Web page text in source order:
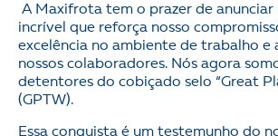
A Maxifrota tem o prazer de anunciar
incrível que reforça nosso
excelência no ambiente de trabalho e
nossos colaboradores. Nós agora
detentores do cobiçado selo “Great
(GPTW).
Essa conquista é um testemunho do